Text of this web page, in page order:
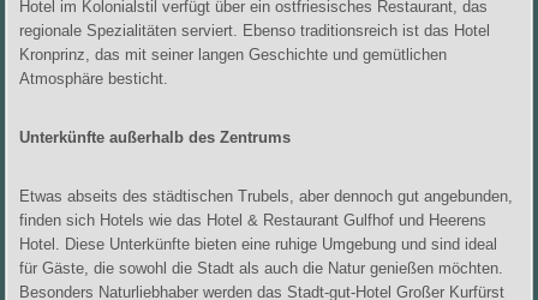
Hotel im Kolonialstil verfügt über ein ostfriesisches Restaurant, das
regionale Spezialitäten serviert. Ebenso traditionsreich ist das Hotel
Kronprinz, das mit seiner langen Geschichte und gemütlichen
Atmosphäre besticht.
Unterkünfte außerhalb des Zentrums
Etwas abseits des städtischen Trubels, aber dennoch gut angebunden,
finden sich Hotels wie das Hotel & Restaurant Gulfhof und Heerens
Hotel. Diese Unterkünfte bieten eine ruhige Umgebung und sind ideal
für Gäste, die sowohl die Stadt als auch die Natur genießen möchten.
Besonders Naturliebhaber werden das Stadt-gut-Hotel Großer Kurfürst